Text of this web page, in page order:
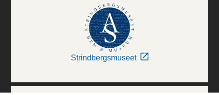
Strindbergsmuseet